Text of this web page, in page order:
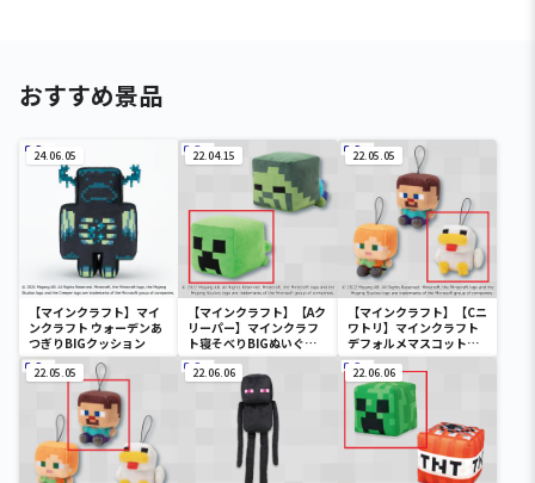
おすすめ景品
24.06.05
【マインクラフト】マイ
ンクラフト ウォーデンあ
つぎりBIGクッション
22.04.15
【マインクラフト】【Aク
リーパー】マインクラフ
ト寝そべりBIGぬいぐる
み～クリーパー・ゾンビ
～
22.05.05
【マインクラフト】【Cニ
ワトリ】マインクラフト
デフォルメマスコット～
アレックス・スティー
ブ・ニワトリ～
22.05.05 22.06.06 22.06.06